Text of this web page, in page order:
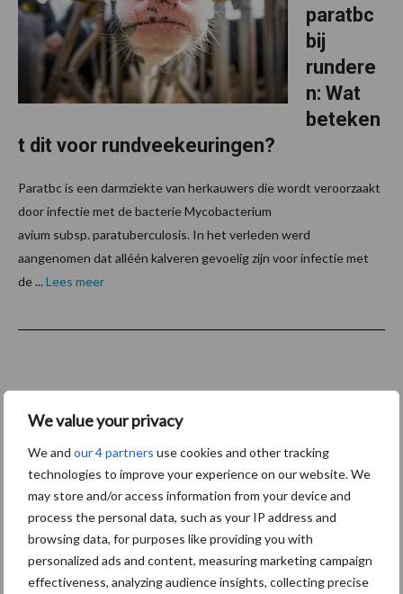
We value your privacy
We and our 4 partners use cookies and other tracking
technologies to improve your experience on our website. We
may store and/or access information from your device and
process the personal data, such as your IP address and
browsing data, for purposes like providing you with
personalized ads and content, measuring marketing campaign
effectiveness, analyzing audience insights, collecting precise
paratbc
bij
rundere
n: Wat
beteken
t dit voor rundveekeuringen?
Paratbc is een darmziekte van herkauwers die wordt veroorzaakt
door infectie met de bacterie Mycobacterium
avium subsp. paratuberculosis. In het verleden werd
aangenomen dat alléén kalveren gevoelig zijn voor infectie met
de ... Lees meer
Footer